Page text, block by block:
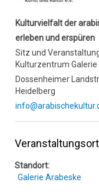
Kulturvielfalt der
erleben und erspüren
Sitz und
Kulturzentrum
Dossenheimer
Heidelberg
Veranstaltungsort
Standort:
Galerie Arabeske